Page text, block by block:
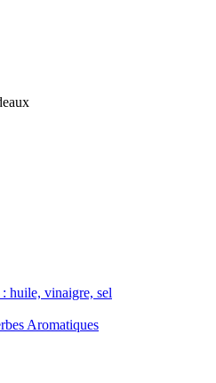
huile, vinaigre, sel
Aromatiques